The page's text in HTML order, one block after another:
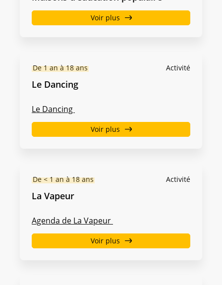
Voir plus
Activité
De 1 an à 18 ans
Le Dancing
Le Dancing
Voir plus
Activité
De < 1 an à 18 ans
La Vapeur
Agenda de La Vapeur
Voir plus